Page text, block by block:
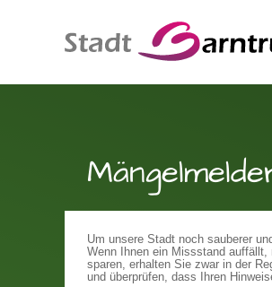
Um unsere Stadt noch sauberer
Wenn Ihnen ein Missstand
sparen, erhalten Sie zwar in der
und überprüfen, dass Ihren